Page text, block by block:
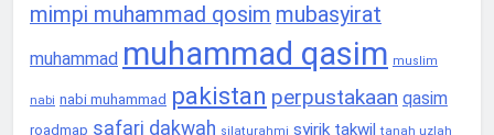
mimpi muhammad qosim mubasyirat
muhammad muhammad qasim muslim
nabi nabi muhammad pakistan perpustakaan qasim
roadmap safari dakwah silaturahmi syirik takwil tanah uzlah